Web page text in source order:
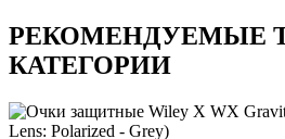
РЕКОМЕНДУЕМЫЕ
КАТЕГОРИИ